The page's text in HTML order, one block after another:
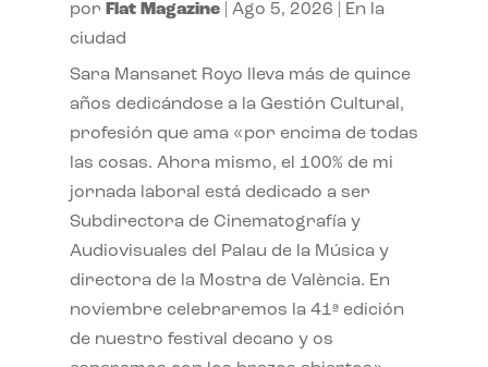
por Flat Magazine| Ago 5, 2026
En la
ciudad
Sara Mansanet Royo lleva más de quince
años dedicándose a la Gestión Cultural,
profesión que ama «por encima de todas
las cosas. Ahora mismo, el 100% de mi
jornada laboral está dedicado a ser
Subdirectora de Cinematografía y
Audiovisuales del Palau de la Música y
directora de la Mostra de València. En
noviembre celebraremos la 41ª edición
de nuestro festival decano y os